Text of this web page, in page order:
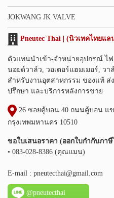
JOKWANG JK VALVE
Pneutec Thai | (นิวเทคไทยแล
ตัวแทนนำเข้า-จำหน่ายอุปกรณ์ ไ
นอยด์วาล์ว, วอเตอร์แฮมเมอร์, ว
สำหรับงานอุตสาหกรรม ของแท้ ส่
ปรึกษา และบริการหลังการขาย
26 ซอยคู้บอน 40 ถนนคู้บอน แ
กรุงเทพมหานคร 10510
ขอใบเสนอราคา (ออกใบกำกับภาษี
• 083-028-8386 (คุณแมน)
E-mail : pneutecthai@gmail.com
@pneutecthai